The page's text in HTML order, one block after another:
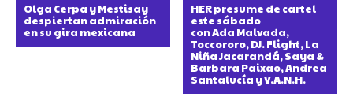
Olga Cerpa y Mestisay
despiertan admiración
en su gira mexicana
HER presume de cartel
este sábado
con Ada Malvada,
Toccororo, DJ. Flight, La
Niña Jacarandá, Saya &
Barbara Paixao, Andrea
Santalucía y V.A.N.H.